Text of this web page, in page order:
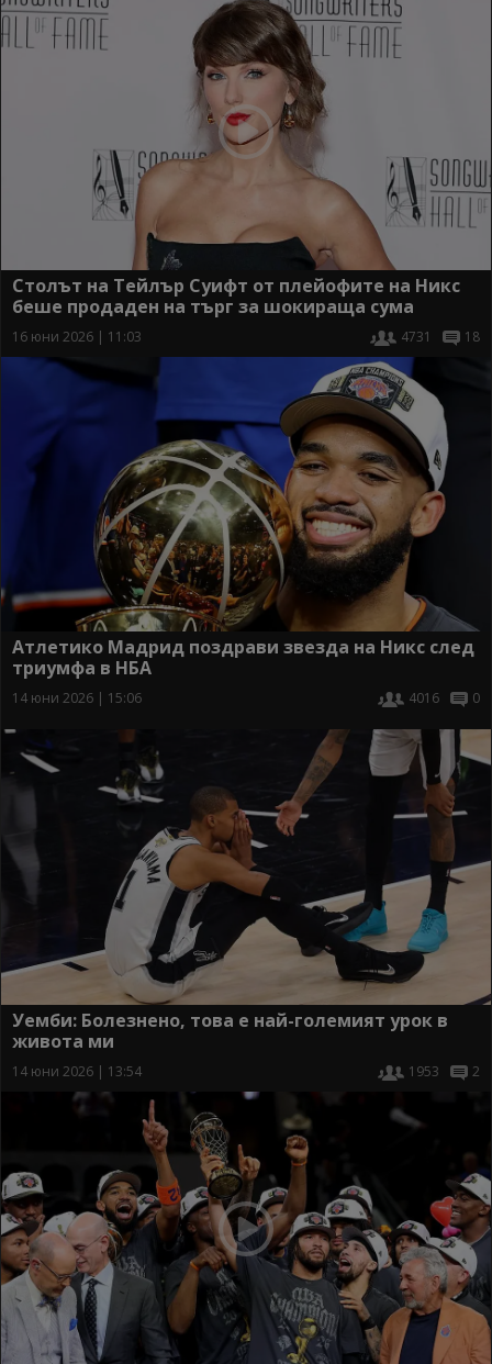
Столът на Тейлър Суифт от плейофите на Никс
беше продаден на търг за шокираща сума
16 юни 2026 | 11:03 4731 18
Атлетико Мадрид поздрави звезда на Никс след
триумфа в НБА
14 юни 2026 | 15:06 4016 0
Уемби: Болезнено, това е най-големият урок в
живота ми
14 юни 2026 | 13:54 1953 2